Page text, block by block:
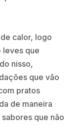
calor, logo
leves que
nisso,
que vão
pratos
de maneira
que não